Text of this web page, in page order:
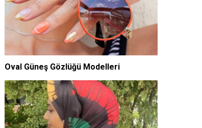
Oval Güneş Gözlüğü Modelleri